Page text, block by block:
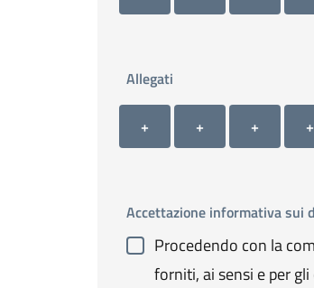
Allegati
Allegato 1
+
Allegato 2
+
Allegato 3
+ +
Accettazione informativa sui
Procedendo con la
forniti, ai sensi e per